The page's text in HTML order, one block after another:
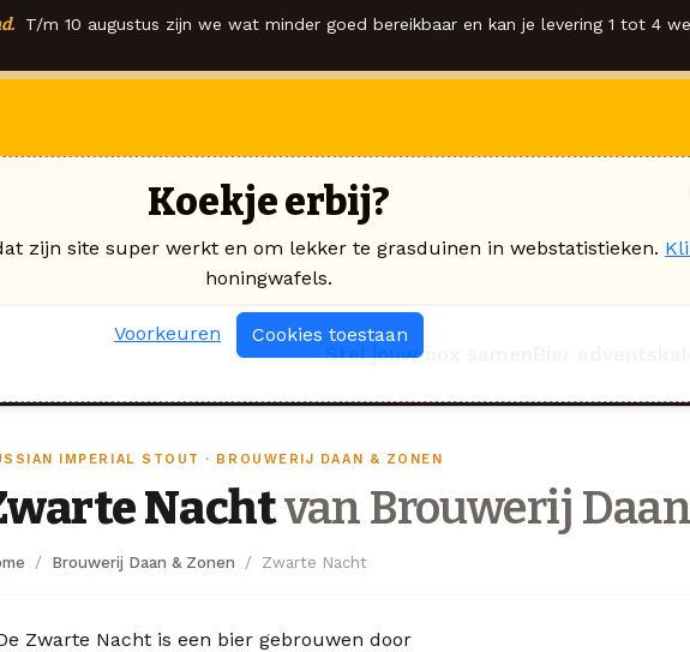
T/m 10 augustus zijn we wat minder goed bereikbaar en kan je levering 1 tot 4
Stel jouw box samen
IMPERIAL STOUT · BROUWERIJ DAAN & ZONEN
Nachtvan Brouwerij
Brouwerij Daan & Zonen Zwarte Nacht
Zwarte Nacht is een bier gebrouwen door
Koekje erbij?
zijn site super werkt en om lekker te grasduinen in webstatistieken.
honingwafels.
Voorkeuren Cookies toestaan